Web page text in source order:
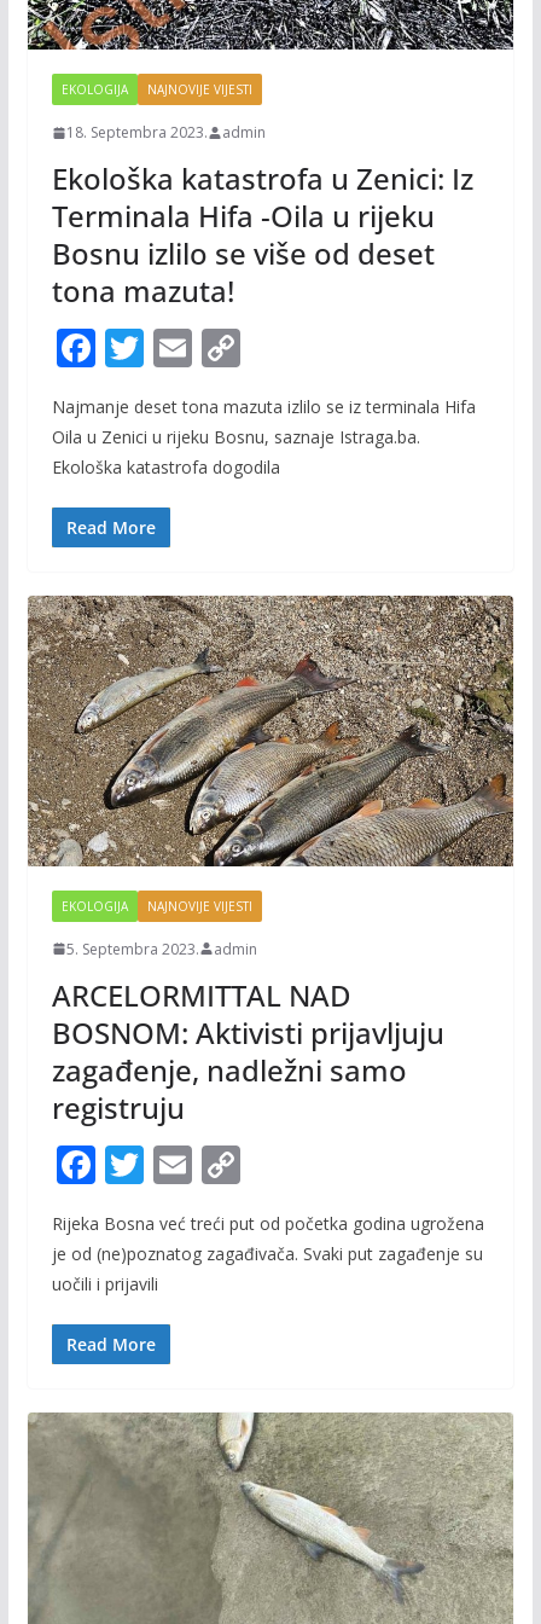
EKOLOGIJA NAJNOVIJE VIJESTI
18. Septembra 2023. admin
Ekološka katastrofa u Zenici: Iz
Terminala Hifa -Oila u rijeku
Bosnu izlilo se više od deset
tona mazuta!
F
e
b
o
o
T
itt
er
E
ai
l
C
p
y
Najmanje deset tona mazuta izlilo se iz terminala Hifa
Oila u Zenici u rijeku Bosnu, saznaje Istraga.ba.
Ekološka katastrofa dogodila
Read More
EKOLOGIJA NAJNOVIJE VIJESTI
5. Septembra 2023. admin
ARCELORMITTAL NAD
BOSNOM: Aktivisti prijavljuju
zagađenje, nadležni samo
registruju
F
e
b
o
o
T
itt
er
E
m
ai
l
C
p
Rijeka Bosna već treći put od početka godina ugrožena
je od (ne)poznatog zagađivača. Svaki put zagađenje su
uočili i prijavili
Read More